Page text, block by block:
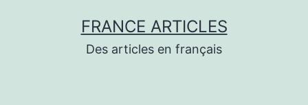
FRANCE ARTICLES
Des articles en français